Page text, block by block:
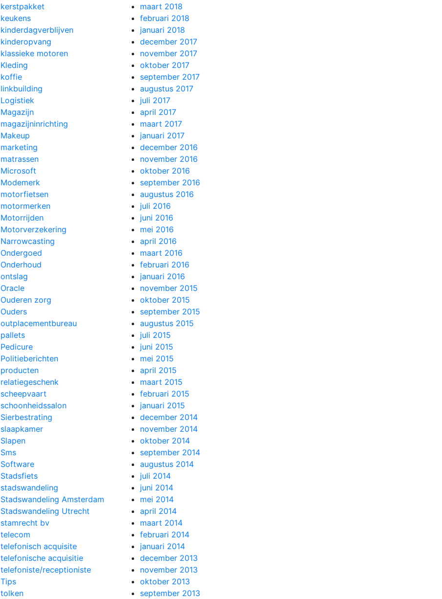
kerstpakket
keukens
kinderdagverblijven
kinderopvang
klassieke motoren
Kleding
koffie
linkbuilding
Logistiek
Magazijn
magazijninrichting
Makeup
marketing
matrassen
Microsoft
Modemerk
motorfietsen
motormerken
Motorrijden
Motorverzekering
Narrowcasting
Ondergoed
Onderhoud
ontslag
Oracle
Ouderen zorg
Ouders
outplacementbureau
pallets
Pedicure
Politieberichten
producten
relatiegeschenk
scheepvaart
schoonheidssalon
Sierbestrating
slaapkamer
Slapen
Sms
Software
Stadsfiets
stadswandeling
Stadswandeling Amsterdam
Stadswandeling Utrecht
stamrecht bv
telecom
telefonisch acquisite
telefonische acquisitie
telefoniste/receptioniste
Tips
tolken
maart 2018
februari 2018
januari 2018
december 2017
november 2017
oktober 2017
september 2017
augustus 2017
juli 2017
april 2017
maart 2017
januari 2017
december 2016
november 2016
oktober 2016
september 2016
augustus 2016
juli 2016
juni 2016
mei 2016
april 2016
maart 2016
februari 2016
januari 2016
november 2015
oktober 2015
september 2015
augustus 2015
juli 2015
juni 2015
mei 2015
april 2015
maart 2015
februari 2015
januari 2015
december 2014
november 2014
oktober 2014
september 2014
augustus 2014
juli 2014
juni 2014
mei 2014
april 2014
maart 2014
februari 2014
januari 2014
december 2013
november 2013
oktober 2013
september 2013